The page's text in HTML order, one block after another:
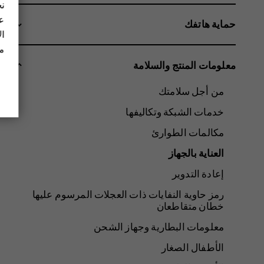
حماية هاتفك
معلومات المنتج والسلامة
من أجل سلامتك
خدمات الشبكة وتكاليفها
مكالمات الطوارئ
العناية بالجهاز
إعادة التدوير
رمز حاوية النفايات ذات العجلات المرسوم عليها
خطان متقاطعان
معلومات البطارية وجهاز الشحن
الأطفال الصغار